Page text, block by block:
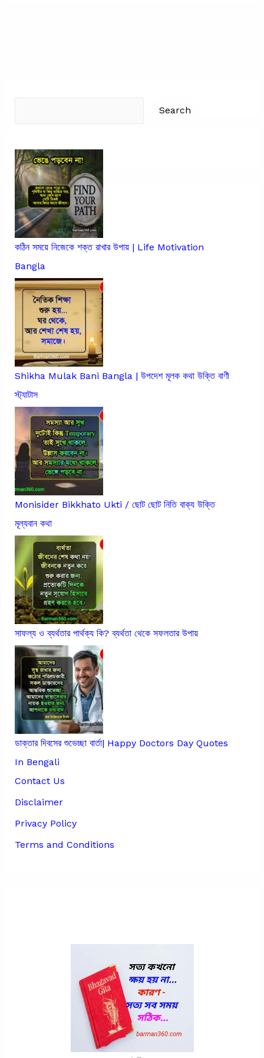
Search
কঠিন সময়ে নিজেকে শক্ত রাখার উপায় | Life Motivation
Bangla
Shikha Mulak Bani Bangla | উপদেশ মূলক কথা উক্তি বাণী
স্ট্যাটাস
Monisider Bikkhato Ukti / ছোট ছোট নিতি বাক্য উক্তি
মূল্যবান কথা
সাফল্য ও ব্যর্থতার পার্থক্য কি? ব্যর্থতা থেকে সফলতার উপায়
ডাক্তার দিবসের শুভেচ্ছা বার্তা| Happy Doctors Day Quotes
In Bengali
Contact Us
Disclaimer
Privacy Policy
Terms and Conditions